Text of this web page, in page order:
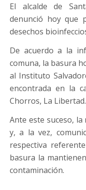
El alcalde de
denunció hoy que
desechos
De acuerdo a la
comuna, la basura
al Instituto
encontrada en la
Chorros, La Libertad.
Ante este suceso,
y, a la vez,
respectiva
basura la
contaminación.